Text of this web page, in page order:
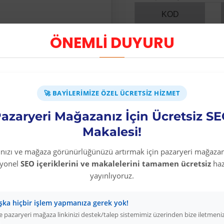
ÖNEMLİ DUYURU
🚀 BAYILERIMIZE ÖZEL ÜCRETSIZ HIZMET
Mağazanız İçin Ücretsiz
Makalesi!
ve mağaza görünürlüğünüzü artırmak için pazaryeri
SEO içeriklerini ve makalelerini tamamen ücretsiz
yayınlıyoruz.
hiçbir işlem yapmanıza gerek yok!
pazaryeri mağaza linkinizi destek/talep sistemimiz üzerinden bize
KOD
0100 01 2022
Üyelere Özel
Fiyat
Üyelere Özel
Fiyat
Üyelere Özel
Fiyat